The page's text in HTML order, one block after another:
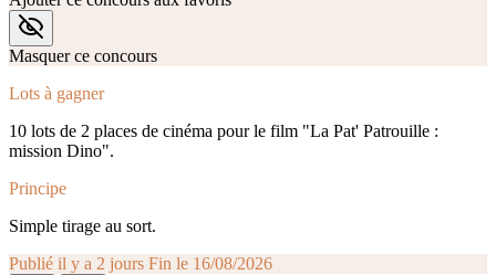
Masquer ce concours
Lots à gagner
10 lots de 2 places de cinéma pour le film "La Pat' Patrouille :
mission Dino".
Principe
Simple tirage au sort.
Publié il y a 2 jours Fin le 16/08/2026